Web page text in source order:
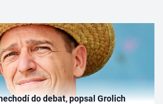
do debat, popsal Grolich